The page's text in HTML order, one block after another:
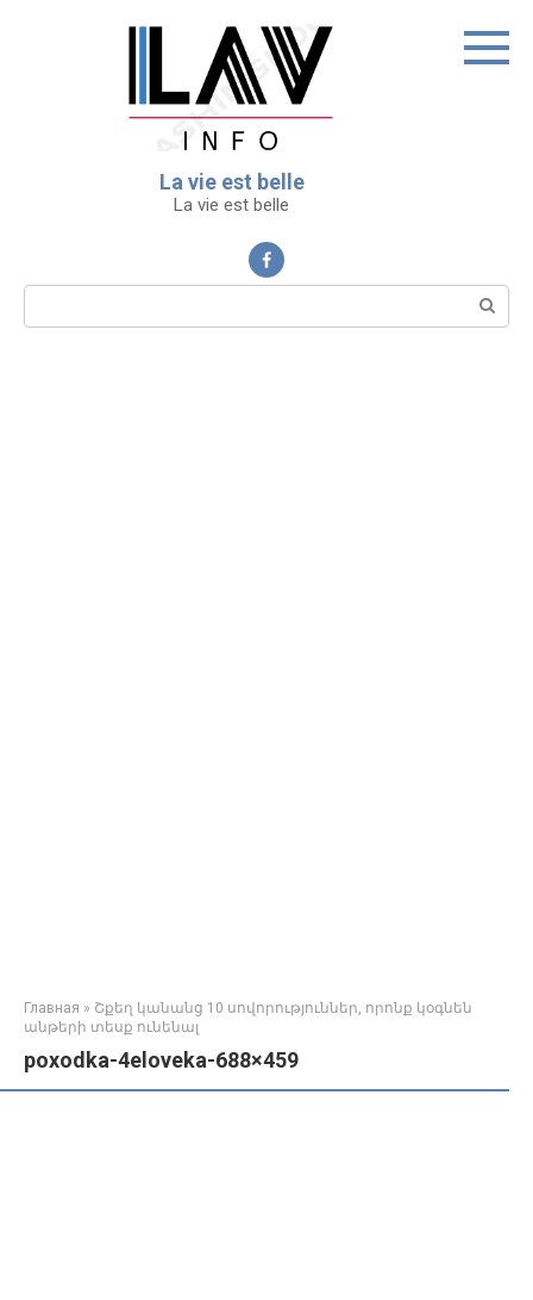
La vie est belle
La vie est belle
Поиск:
Главная » Շքեղ կանանց 10 սովորություններ, որոնք կօգնեն
անթերի տեսք ունենալ
poxodka-4eloveka-688×459